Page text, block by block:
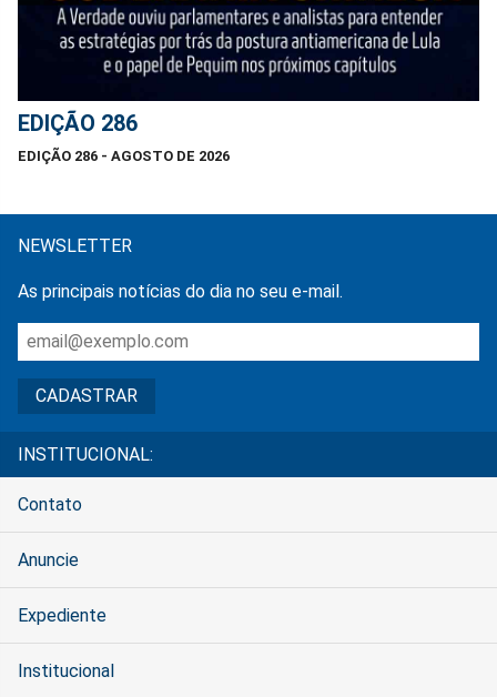
EDIÇÃO 286
EDIÇÃO 286 - AGOSTO DE 2026
NEWSLETTER
As principais notícias do dia no seu e-mail.
INSTITUCIONAL:
Contato
Anuncie
Expediente
Institucional